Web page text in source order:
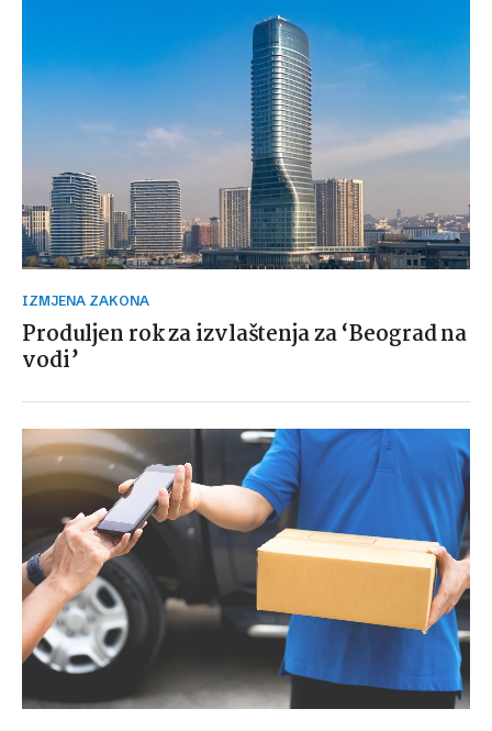
IZMJENA ZAKONA
Produljen rok za izvlaštenja za ‘Beograd na
vodi’